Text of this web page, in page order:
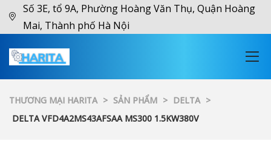
Số 3E, tổ 9A, Phường Hoàng Văn Thụ, Quận Hoàng
Mai, Thành phố Hà Nội
THƯƠNG MẠI HARITA > SẢN PHẨM > DELTA >
DELTA VFD4A2MS43AFSAA MS300 1.5KW380V